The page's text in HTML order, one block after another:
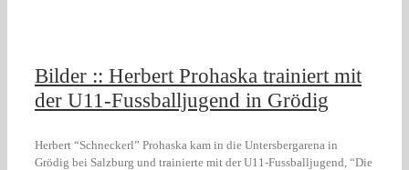
Bilder :: Herbert Prohaska trainiert mit
der U11-Fussballjugend in Grödig
Herbert “Schneckerl” Prohaska kam in die Untersbergarena in
Grödig bei Salzburg und trainierte mit der U11-Fussballjugend, “Die